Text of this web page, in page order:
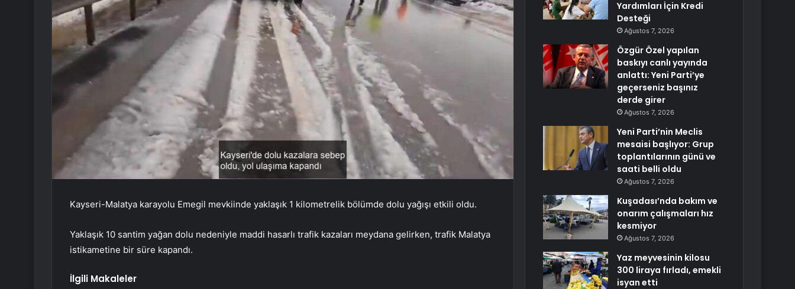
Kayseri-Malatya karayolu Emegil mevkiinde yaklaşık 1 kilometrelik bölümde dolu yağışı etkili oldu.
Yaklaşık 10 santim yağan dolu nedeniyle maddi hasarlı trafik kazaları meydana gelirken, trafik Malatya
istikametine bir süre kapandı.
İlgili Makaleler
Yardımları İçin Kredi
Desteği
Ağustos 7, 2026
Özgür Özel yapılan
baskıyı canlı yayında
anlattı: Yeni Parti’ye
geçerseniz başınız
derde girer
Ağustos 7, 2026
Yeni Parti’nin Meclis
mesaisi başlıyor: Grup
toplantılarının günü ve
saati belli oldu
Ağustos 7, 2026
Kuşadası’nda bakım ve
onarım çalışmaları hız
kesmiyor
Ağustos 7, 2026
Yaz meyvesinin kilosu
300 liraya fırladı, emekli
isyan etti